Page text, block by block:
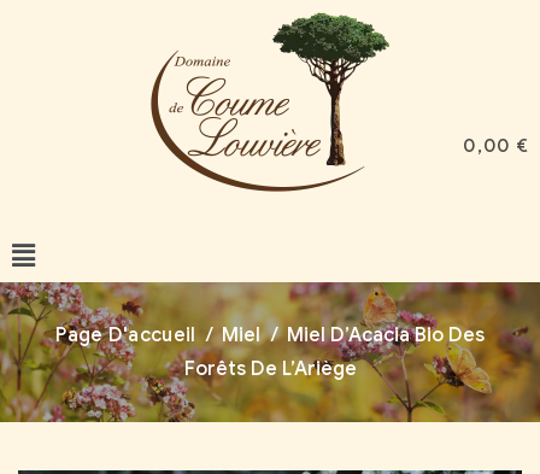
0,00 €
Page D'accueil / Miel / Miel D’Acacia Bio Des
Forêts De L’Ariège